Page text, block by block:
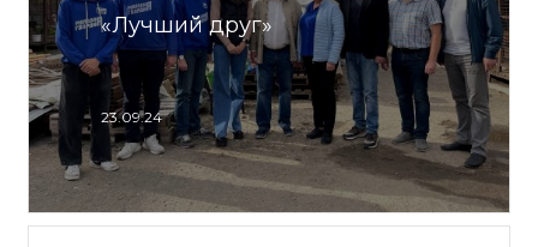
«Лучший друг»
23.09.24